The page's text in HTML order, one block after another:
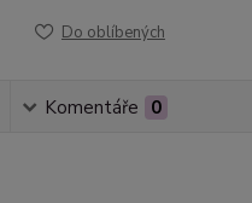
Do oblíbených
Komentáře 0